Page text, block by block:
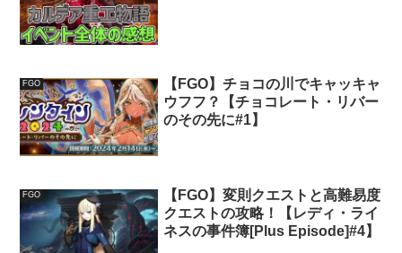
FGO
【FGO】チョコの川でキャッキャ
ウフフ？【チョコレート・リバー
のその先に#1】
FGO
【FGO】変則クエストと高難易度
クエストの攻略！【レディ・ライ
ネスの事件簿[Plus Episode]#4】